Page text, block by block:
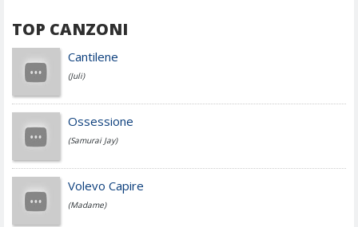
Achille Lauro
Cesare Cremonini
Jovanotti
TOP CANZONI
Cantilene
(Juli)
Ossessione
(Samurai Jay)
Volevo Capire
(Madame)